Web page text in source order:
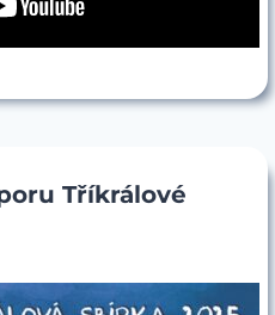
Tříkrálové